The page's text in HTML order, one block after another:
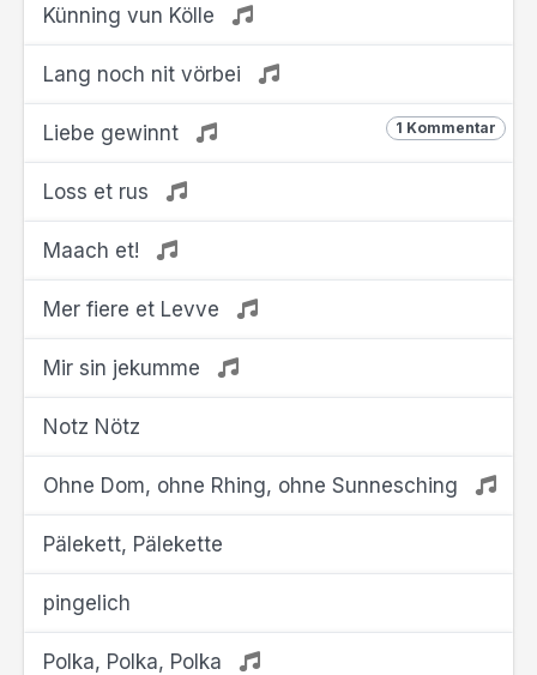
Künning vun Kölle
Lang noch nit vörbei
1 Kommentar
Liebe gewinnt
Loss et rus
Maach et!
Mer fiere et Levve
Mir sin jekumme
Notz Nötz
Ohne Dom, ohne Rhing, ohne Sunnesching
Pälekett, Pälekette
pingelich
Polka, Polka, Polka